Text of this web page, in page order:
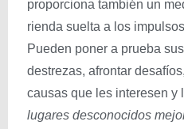
proporciona también un
rienda suelta a los
Pueden poner a prueba
destrezas, afrontar
causas que les interesen y
lugares desconocidos